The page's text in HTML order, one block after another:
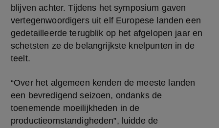
blijven achter. Tijdens het symposium gaven
vertegenwoordigers uit elf Europese landen een
gedetailleerde terugblik op het afgelopen jaar en
schetsten ze de belangrijkste knelpunten in de
teelt.
“Over het algemeen kenden de meeste landen
een bevredigend seizoen, ondanks de
toenemende moeilijkheden in de
productieomstandigheden”, luidde de